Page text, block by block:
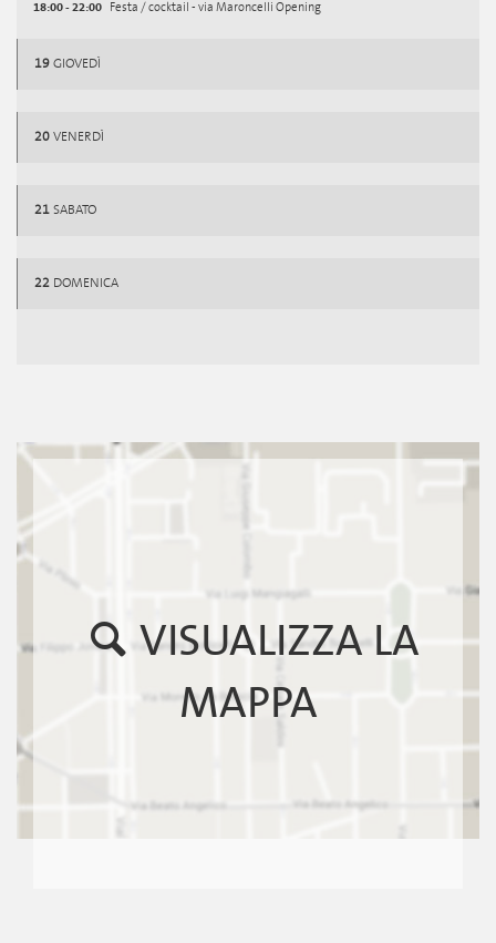
18:00 - 22:00 Festa / cocktail - via Maroncelli Opening
19 GIOVEDÌ
20 VENERDÌ
21 SABATO
22 DOMENICA
VISUALIZZA LA
MAPPA